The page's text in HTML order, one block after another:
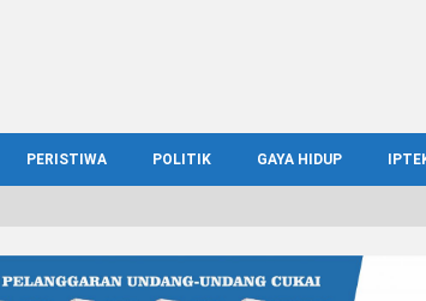
PERISTIWA POLITIK GAYA HIDUP